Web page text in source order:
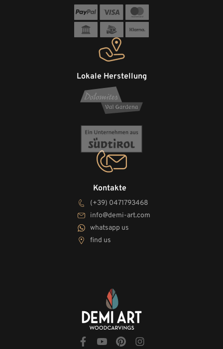
Kontakte
(+39) 0471793468
info@demi-art.com
whatsapp us
find us
Lokale Herstellung